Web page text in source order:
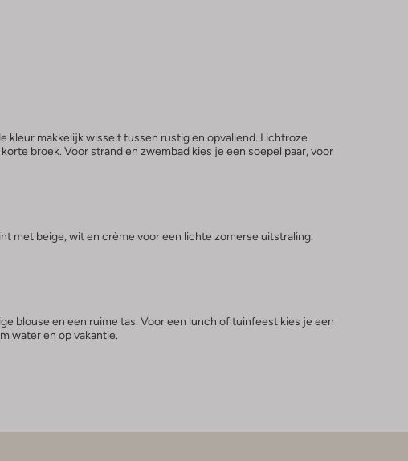
kleur makkelijk wisselt tussen rustig en opvallend. Lichtroze
broek. Voor strand en zwembad kies je een soepel paar, voor
met beige, wit en crème voor een lichte zomerse uitstraling.
blouse en een ruime tas. Voor een lunch of tuinfeest kies je een
water en op vakantie.